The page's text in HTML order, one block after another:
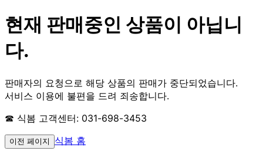
현재 판매중인 상품이 아닙니
다.
판매자의 요청으로 해당 상품의 판매가 중단되었습니다.
서비스 이용에 불편을 드려 죄송합니다.
☎ 식봄 고객센터: 031-698-3453
이전 페이지 식봄 홈